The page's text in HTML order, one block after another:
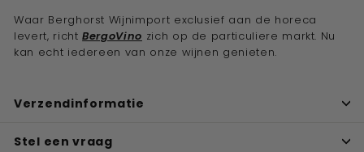
Waar Berghorst Wijnimport exclusief aan de horeca
levert, richtBergoVino zich op de particuliere markt. Nu
kan echt iedereen van onze wijnen genieten.
Verzendinformatie
Stel een vraag